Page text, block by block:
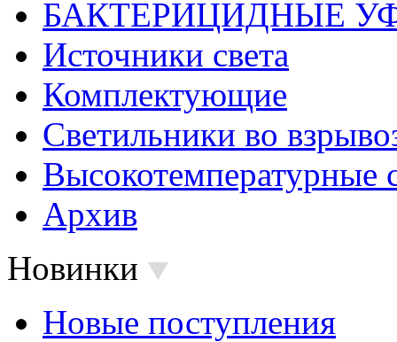
БАКТЕРИЦИДНЫЕ
Источники света
Комплектующие
Светильники во
Высокотемпературные
Архив
Новинки
Новые поступления